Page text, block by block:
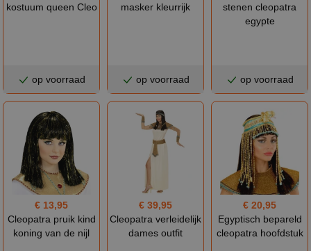
kostuum queen Cleo
op voorraad
masker kleurrijk
op voorraad
stenen cleopatra
egypte
op voorraad
€ 13,95
Cleopatra pruik kind
koning van de nijl
€ 39,95
Cleopatra verleidelijk
dames outfit
€ 20,95
Egyptisch bepareld
cleopatra hoofdstuk